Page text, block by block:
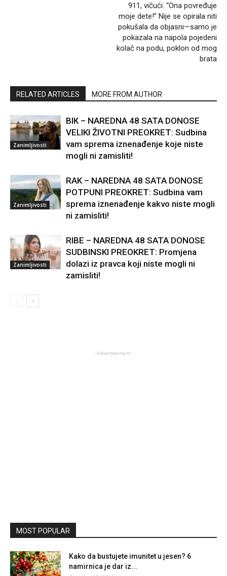
911, vičući: “Ona povređuje
moje dete!” Nije se opirala niti
pokušala da objasni—samo je
pokazala na napola pojedeni
kolač na podu, poklon od mog
brata
RELATED ARTICLES MORE FROM AUTHOR
Zanimljivosti
BIK – NAREDNA 48 SATA DONOSE
VELIKI ŽIVOTNI PREOKRET: Sudbina
vam sprema iznenađenje koje niste
mogli ni zamisliti!
Zanimljivosti
RAK – NAREDNA 48 SATA DONOSE
POTPUNI PREOKRET: Sudbina vam
sprema iznenađenje kakvo niste mogli
ni zamisliti!
Zanimljivosti
RIBE – NAREDNA 48 SATA DONOSE
SUDBINSKI PREOKRET: Promjena
dolazi iz pravca koji niste mogli ni
zamisliti!
- Advertisement -
MOST POPULAR
Kako da bustujete imunitet u jesen? 6
namirnica je dar iz...